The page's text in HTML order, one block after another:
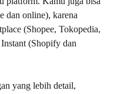
dan online), karena
(Shopee, Tokopedia,
(Shopify dan
yang lebih detail,